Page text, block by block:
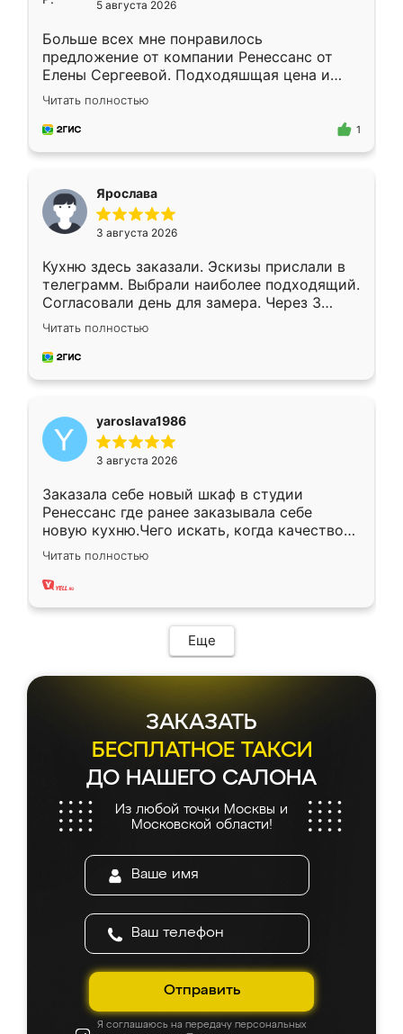
5 августа 2026
Больше всех мне понравилось
предложение от компании Ренессанс от
Елены Сергеевой. Подходяшщая цена и
короткие сроки изготовления. Приехавший
для замера сотрудник Владислав
предложил по моему эскизу самый
Читать полностью
1
Ярослава
3 августа 2026
Кухню здесь заказали. Эскизы прислали в
телеграмм. Выбрали наиболее подходящий.
Согласовали день для замера. Через 3
недели кухня была уже готова. Остались
довольны работой. Спасибо Ренессанс
мебель за качественную работу!
Читать полностью
yaroslava1986
3 августа 2026
Заказала себе новый шкаф в студии
Ренессанс где ранее заказывала себе
новую кухню.Чего искать, когда качеством
вполне довольна. Служит кухня уже почти
два года, нареканий нет.
Читать полностью
Еще
ЗАКАЗАТЬ
БЕСПЛАТНОЕ ТАКСИ
ДО НАШЕГО САЛОНА
Из любой точки Москвы и
Московской области!
Отправить
Я соглашаюсь на передачу персональных